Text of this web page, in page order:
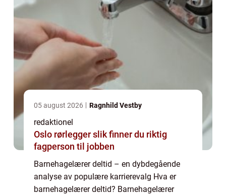
05 august 2026 Ragnhild Vestby
redaktionel
Oslo rørlegger slik finner du riktig
fagperson til jobben
Barnehagelærer deltid – en dybdegående
analyse av populære karrierevalg Hva er
barnehagelærer deltid? Barnehagelærer